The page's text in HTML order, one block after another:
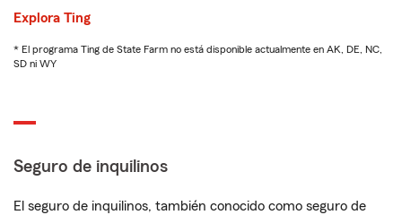
Explora Ting
* El programa Ting de State Farm no está disponible actualmente en AK, DE, NC,
SD ni WY
Seguro de inquilinos
El seguro de inquilinos, también conocido como seguro de